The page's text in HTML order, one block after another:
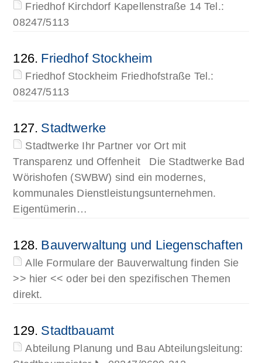
Friedhof Kirchdorf Kapellenstraße 14 Tel.:
08247/5113
126. Friedhof Stockheim
Friedhof Stockheim Friedhofstraße Tel.:
08247/5113
127. Stadtwerke
Stadtwerke Ihr Partner vor Ort mit
Transparenz und Offenheit Die Stadtwerke Bad
Wörishofen (SWBW) sind ein modernes,
kommunales Dienstleistungsunternehmen.
Eigentümerin…
128. Bauverwaltung und Liegenschaften
Alle Formulare der Bauverwaltung finden Sie
>> hier << oder bei den spezifischen Themen
direkt.
129. Stadtbauamt
Abteilung Planung und Bau Abteilungsleitung: